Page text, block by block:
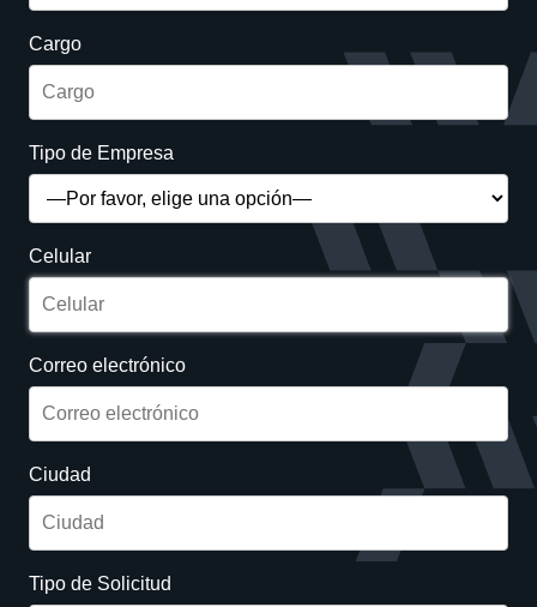
Cargo
Tipo de Empresa
Celular
Correo electrónico
Ciudad
Tipo de Solicitud